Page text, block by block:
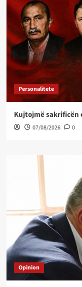
Personalitete
Kujtojmë sakrificën
07/08/2026 0
Opinion